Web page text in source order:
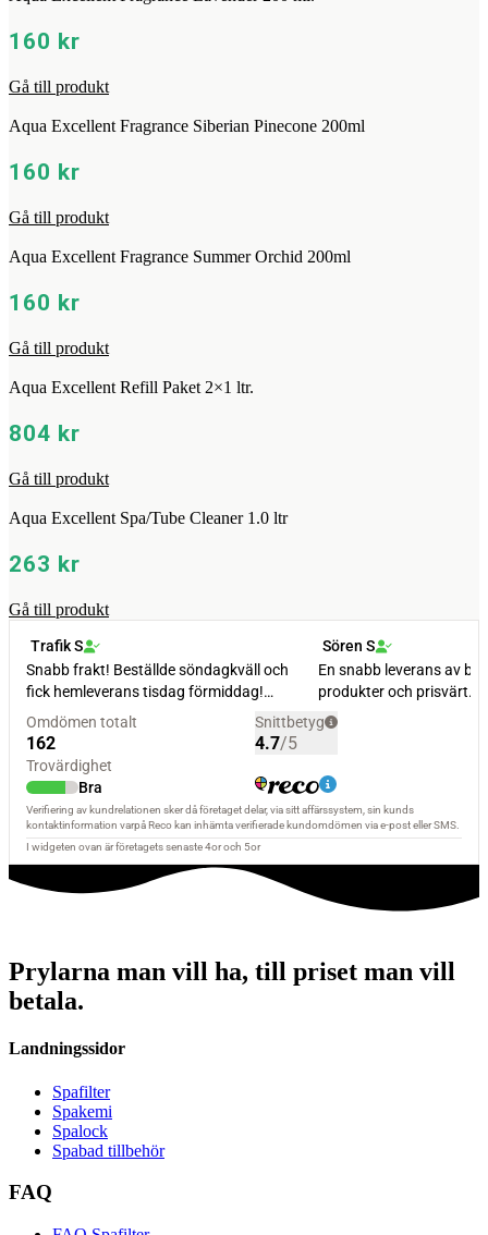
160 kr
Gå till produkt
Aqua Excellent Fragrance Siberian Pinecone 200ml
160 kr
Gå till produkt
Aqua Excellent Fragrance Summer Orchid 200ml
160 kr
Gå till produkt
Aqua Excellent Refill Paket 2×1 ltr.
804 kr
Gå till produkt
Aqua Excellent Spa/Tube Cleaner 1.0 ltr
263 kr
Gå till produkt
Prylarna man vill ha, till priset man vill
betala.
Landningssidor
Spafilter
Spakemi
Spalock
Spabad tillbehör
FAQ